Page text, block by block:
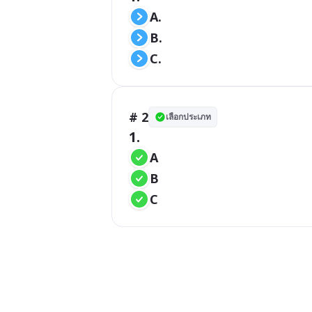
A.
B.
C.
# 2 เลือกประเภท
1.
A
B
C